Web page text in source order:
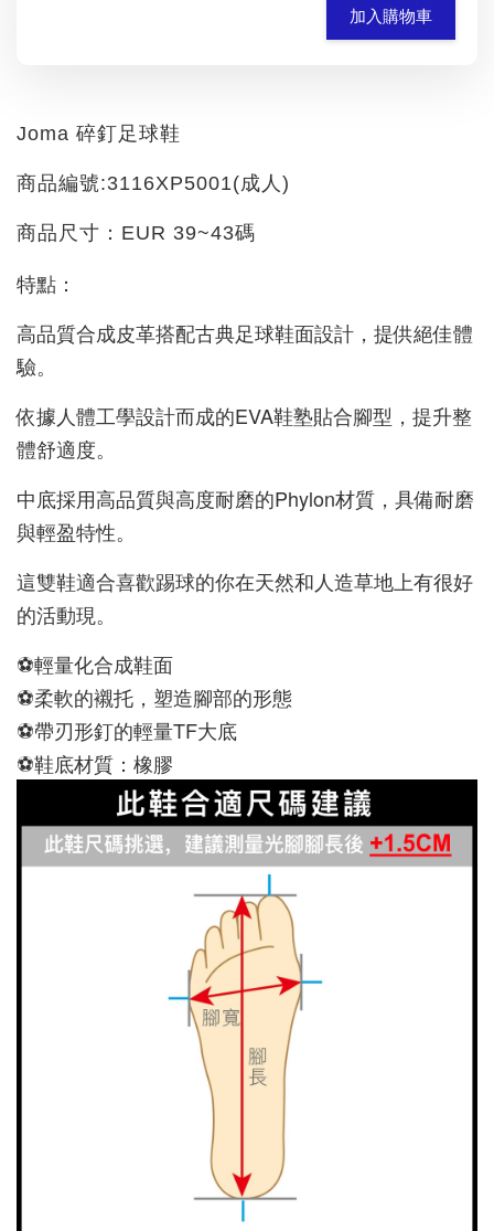
加入購物車
Joma 碎釘足球鞋
商品編號:3116XP5001(成人)
商品尺寸：EUR 39~43碼
特點：
高品質合成皮革搭配古典足球鞋面設計，提供絕佳體
驗。
依據人體工學設計而成的EVA鞋塾貼合腳型，提升整
體舒適度。
中底採用高品質與高度耐磨的Phylon材質，具備耐磨
與輕盈特性。
這雙鞋適合喜歡踢球的你在天然和人造草地上有很好
的活動現。
⚽輕量化合成鞋面
⚽柔軟的襯托，塑造腳部的形態
⚽帶刃形釘的輕量TF大底
⚽鞋底材質：橡膠